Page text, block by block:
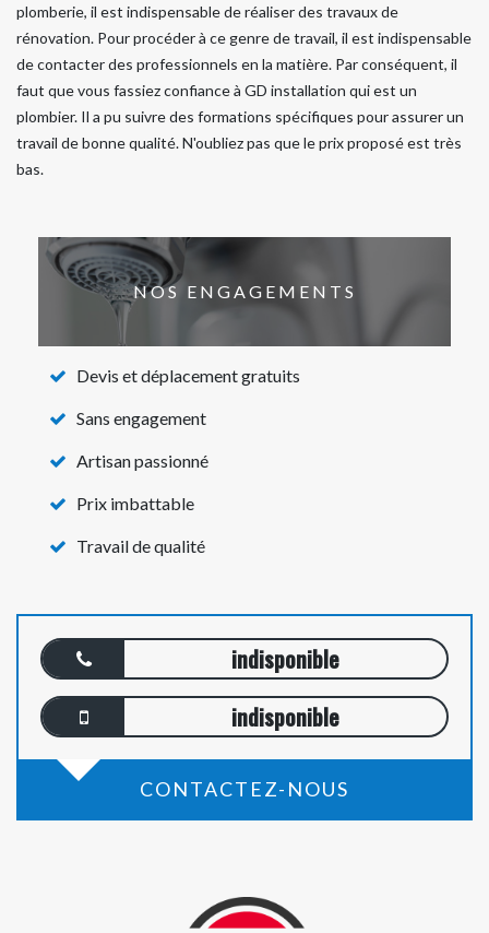
plomberie, il est indispensable de réaliser des travaux de
rénovation. Pour procéder à ce genre de travail, il est indispensable
de contacter des professionnels en la matière. Par conséquent, il
faut que vous fassiez confiance à GD installation qui est un
plombier. Il a pu suivre des formations spécifiques pour assurer un
travail de bonne qualité. N'oubliez pas que le prix proposé est très
bas.
NOS ENGAGEMENTS
Devis et déplacement gratuits
Sans engagement
Artisan passionné
Prix imbattable
Travail de qualité
indisponible
indisponible
CONTACTEZ-NOUS